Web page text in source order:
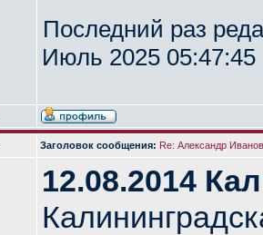
Последний раз
Июль 2025 05:47:45
Заголовок сообщения: Re: Александр
12.08.2014